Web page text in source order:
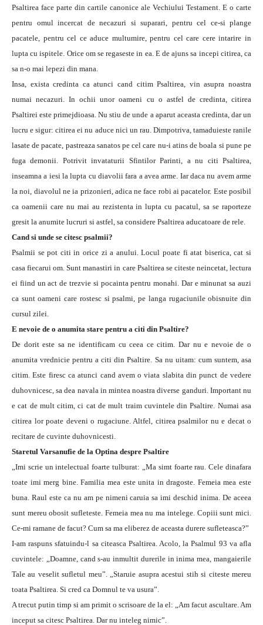
Psaltirea face parte din cartile canonice ale Vechiului Testament. E o carte
pentru omul incercat de necazuri si suparari, pentru cel ce-si plange
pacatele, pentru cel ce aduce multumire, pentru cel care cere intarire in
lupta cu ispitele. Orice om se regaseste in ea. E de ajuns sa incepi citirea, ca
sa n-o mai lepezi din mana.
Insa, exista credinta ca atunci cand citim Psaltirea, vin asupra noastra
numai necazuri. In ochii unor oameni cu o astfel de credinta, citirea
Psaltirei este primejdioasa. Nu stiu de unde a aparut aceasta credinta, dar un
lucru e sigur: citirea ei nu aduce nici un rau. Dimpotriva, tamaduieste ranile
lasate de pacate, pastreaza sanatos pe cel care nu-i atins de boala si pune pe
fuga demonii. Potrivit invataturii Sfintilor Parinti, a nu citi Psaltirea,
inseamna a iesi la lupta cu diavolii fara a avea arme. Iar daca nu avem arme
la noi, diavolul ne ia prizonieri, adica ne face robi ai pacatelor. Este posibil
ca oamenii care nu mai au rezistenta in lupta cu pacatul, sa se raporteze
gresit la anumite lucruri si astfel, sa considere Psaltirea aducatoare de rele.
Cand si unde se citesc psalmii?
Psalmii se pot citi in orice zi a anului. Locul poate fi atat biserica, cat si
casa fiecarui om. Sunt manastiri in care Psaltirea se citeste neincetat, lectura
ei fiind un act de trezvie si pocainta pentru monahi. Dar e minunat sa auzi
ca sunt oameni care rostesc si psalmi, pe langa rugaciunile obisnuite din
cursul zilei.
E nevoie de o anumita stare pentru a citi din Psaltire?
De dorit este sa ne identificam cu ceea ce citim. Dar nu e nevoie de o
anumita vrednicie pentru a citi din Psaltire. Sa nu uitam: cum suntem, asa
citim. Este firesc ca atunci cand avem o viata slabita din punct de vedere
duhovnicesc, sa dea navala in mintea noastra diverse ganduri. Important nu
e cat de mult citim, ci cat de mult traim cuvintele din Psaltire. Numai asa
citirea lor poate deveni o rugaciune. Altfel, citirea psalmilor nu e decat o
recitare de cuvinte duhovnicesti.
Staretul Varsanufie de la Optina despre Psaltire
„Imi scrie un intelectual foarte tulburat: „Ma simt foarte rau. Cele dinafara
toate imi merg bine. Familia mea este unita in dragoste. Femeia mea este
buna. Raul este ca nu am pe nimeni caruia sa imi deschid inima. De aceea
sunt mereu obosit sufleteste. Femeia mea nu ma intelege. Copiii sunt mici.
Ce-mi ramane de facut? Cum sa ma eliberez de aceasta durere sufleteasca?”
I-am raspuns sfatuindu-l sa citeasca Psaltirea. Acolo, la Psalmul 93 va afla
cuvintele: „Doamne, cand s-au inmultit durerile in inima mea, mangaierile
Tale au veselit sufletul meu”. „Staruie asupra acestui stih si citeste mereu
toata Psaltirea. Si cred ca Domnul te va usura”.
A trecut putin timp si am primit o scrisoare de la el: „Am facut ascultare. Am
inceput sa citesc Psaltirea. Dar nu inteleg nimic”.